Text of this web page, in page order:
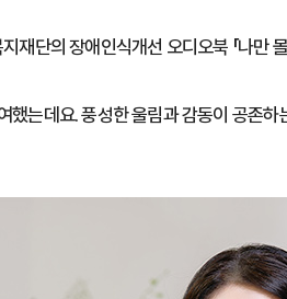
단의 장애인식개선 오디오북 「나만
했는데요. 풍성한 울림과 감동이 공존